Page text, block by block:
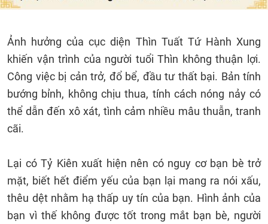
Ảnh hưởng của cục diện Thìn Tuất Tứ Hành Xung
khiến vận trình của người tuổi Thìn không thuận lợi.
Công việc bị cản trở, đổ bể, đầu tư thất bại. Bản tính
bướng bỉnh, không chịu thua, tính cách nóng nảy có
thể dẫn đến xô xát, tình cảm nhiều mâu thuẫn, tranh
cãi.
Lại có Tỷ Kiên xuất hiện nên có nguy cơ bạn bè trở
mặt, biết hết điểm yếu của bạn lại mang ra nói xấu,
thêu dệt nhằm hạ thấp uy tín của bạn. Hình ảnh của
bạn vì thế không được tốt trong mắt bạn bè, người